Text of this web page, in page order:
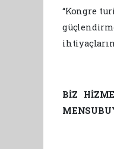
“Kongre
BİZ